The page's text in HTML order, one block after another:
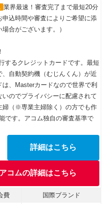
業界最速！審査完了まで最短20分
申込時間や審査によりご希望に添
場合がございます。）
するクレジットカードです。最短
自動契約機（むじんくん）が近
、Masterカードなので世界で利
のでプライバシーに配慮されて
婦（※専業主婦除く）の方でも作
です。アコム独自の審査基準で
詳細はこちら
アコムの詳細はこちら
費
国際ブランド